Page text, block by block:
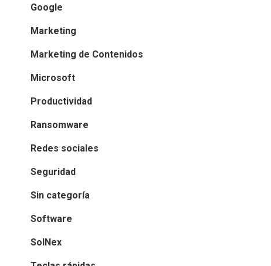
Google
Marketing
Marketing de Contenidos
Microsoft
Productividad
Ransomware
Redes sociales
Seguridad
Sin categoría
Software
SolNex